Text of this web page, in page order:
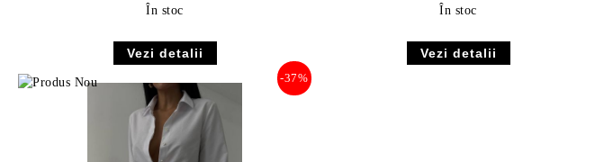
În stoc
Vezi detalii
În stoc
Vezi detalii
-37%